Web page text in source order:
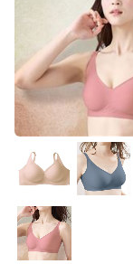
ご利用ガイド
よくある質問と
夏
価格